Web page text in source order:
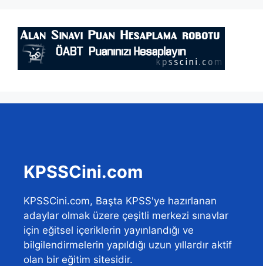
KPSSCini.com
KPSSCini.com, Başta KPSS'ye hazırlanan
adaylar olmak üzere çeşitli merkezi sınavlar
için eğitsel içeriklerin yayınlandığı ve
bilgilendirmelerin yapıldığı uzun yıllardır aktif
olan bir eğitim sitesidir.